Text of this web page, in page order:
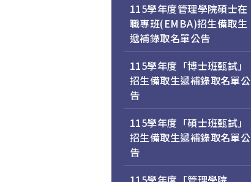
115學年度管理學院碩士在
職專班(EMBA)招生備取生
遞補錄取名單公告
115學年度「博士班甄試」
招生備取生遞補錄取名單公
告
115學年度「碩士班甄試」
招生備取生遞補錄取名單公
告